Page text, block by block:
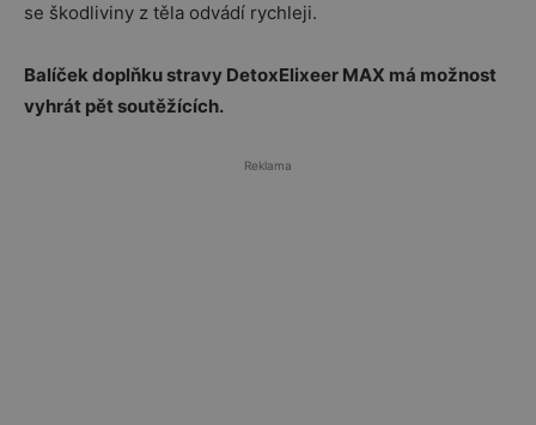
se škodliviny z těla odvádí rychleji.
Balíček doplňku stravy DetoxElixeer MAX má možnost
vyhrát pět soutěžících.
Reklama